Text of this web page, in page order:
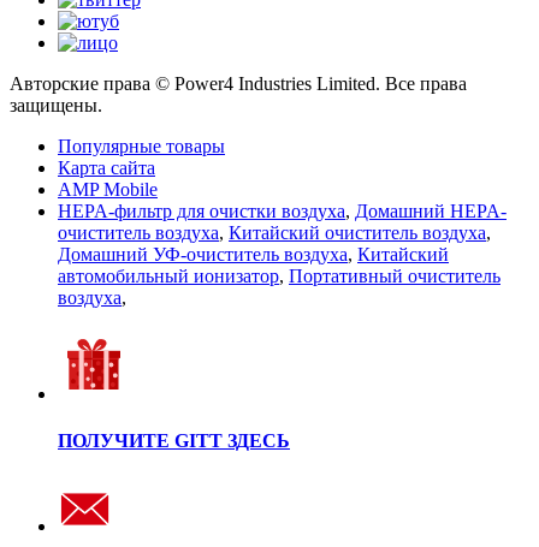
Авторские права © Power4 Industries Limited. Все права
защищены.
Популярные товары
Карта сайта
AMP Mobile
HEPA-фильтр для очистки воздуха, Домашний HEPA-
очиститель воздуха, Китайский очиститель воздуха,
Домашний УФ-очиститель воздуха, Китайский
автомобильный ионизатор, Портативный очиститель
воздуха,
ПОЛУЧИТЕ GITT ЗДЕСЬ